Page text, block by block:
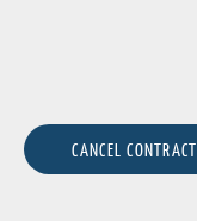
CANCEL CONTRACT